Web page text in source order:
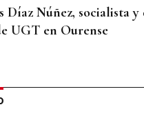
Díaz Núñez, socialista
UGT en Ourense